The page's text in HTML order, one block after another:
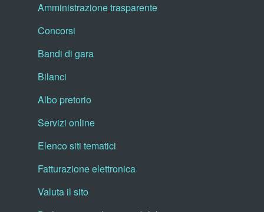
Amministrazione trasparente
Concorsi
Bandi di gara
Bilanci
Albo pretorio
Servizi online
Elenco siti tematici
Fatturazione elettronica
Valuta il sito